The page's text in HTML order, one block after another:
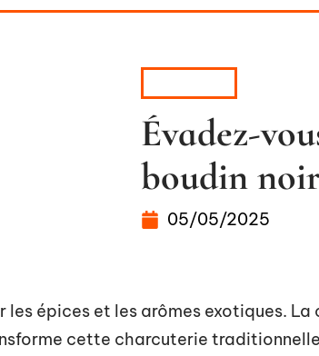
Évadez-
boudin
05/05/2025
les épices et les arômes exotiques. La
cette charcuterie